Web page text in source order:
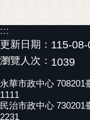
:::
更新日期： 115-08-
瀏覽人次： 1039
永華市政中心 708201
1111
民治市政中心 730201
2231